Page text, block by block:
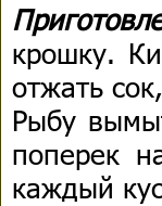
крошку.
отжать
Рыбу
поперек
каждый